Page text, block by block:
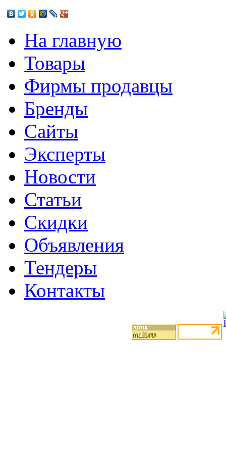
На главную
Товары
Фирмы продавцы
Бренды
Сайты
Эксперты
Новости
Статьи
Скидки
Объявления
Тендеры
Контакты